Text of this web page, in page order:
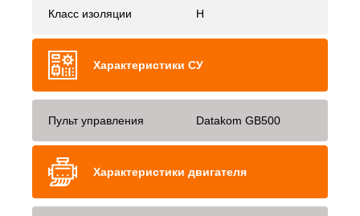
Класс изоляции H
Характеристики СУ
Пульт управления Datakom GB500
Характеристики двигателя